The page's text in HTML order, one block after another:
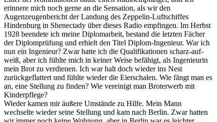
erinnere mich noch gerne an die Sensation, als wir den
Augenzeugenbericht der Landung des Zeppelin-Luftschiffes
Hindenburg in Shenectady über dieses Radio empfingen. Im Herbst
1928 beendete ich meine Diplomarbeit, bestand die letzten Fächer
der Diplomprüfung und erhielt den Titel Diplom-Ingenieur. War ich
nun ein Ingenieur? Zwar hatte ich die Qualifikationen scharz-auf-
weiß, aber ich fühlte mich in keiner Weise befähigt, als Ingenieurin
mein Brot zu verdienen. Ich war halt doch wieder ins Nest
zurückgeflattert und fühlte wieder die Eierschalen. Wie fängt man es
an, eine Stellung zu finden? Wie vereinigt man Broterwerb mit
Kinderpflege?
Wieder kamen mir äußere Umstände zu Hilfe. Mein Mann
wechselte wieder seine Stellung und kam nach Berlin. Zwar hatten